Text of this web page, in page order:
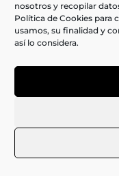
nosotros y recopilar
Política de Cookies para
usamos, su finalidad y
así lo considera.
Rino-
cuando algunos
lo permiten. Es
candidatas,
con base ancha.